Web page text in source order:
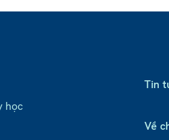
học
Tin
Về